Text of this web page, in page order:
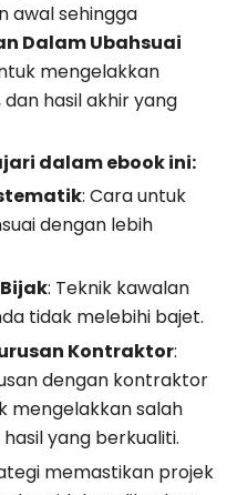
awal sehingga
Dalam Ubahsuai
mengelakkan
hasil akhir yang
dalam ebook ini:
: Cara untuk
dengan lebih
: Teknik kawalan
tidak melebihi bajet.
Kontraktor:
dengan kontraktor
mengelakkan salah
yang berkualiti.
memastikan projek